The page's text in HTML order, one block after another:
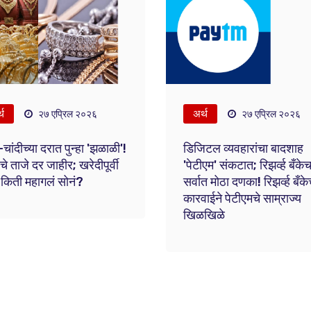
२७ एप्रिल २०२६
दरात पुन्हा 'झळाळी'!
दर जाहीर; खरेदीपूर्वी
किती महागलं सोनं?
अर्थ २७ एप्रिल २०२६
डिजिटल व्यवहारांचा बादशाह
'पेटीएम' संकटात; रिझर्व्ह
सर्वात मोठा दणका! रिझर्व्ह
कारवाईने पेटीएमचे साम्राज्य
खिळखिळे